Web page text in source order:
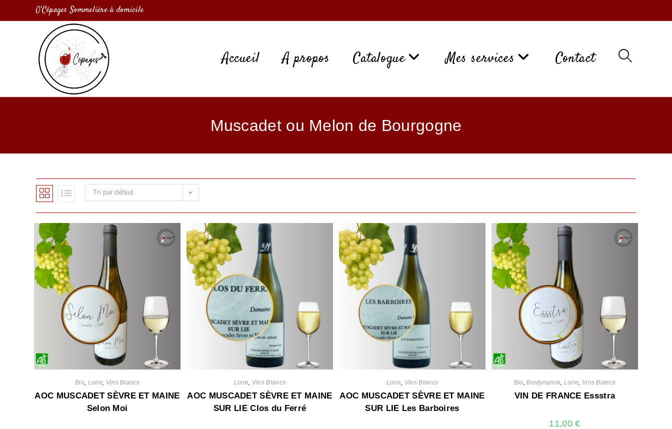
O'Cépages Sommelière à domicile
Accueil A propos Catalogue Mes services Contact
Muscadet ou Melon de Bourgogne
Tri par défaut
Bio, Loire Vins Blancs
AOC MUSCADET SÈVRE ET MAINE
Selon Moi
Loire Vins Blancs
AOC MUSCADET SÈVRE ET MAINE
SUR LIE Clos du Ferré
Loire Vins Blancs
AOC MUSCADET SÈVRE ET MAINE
SUR LIE Les Barboires
Bio ,Biodynamie Loire Vins Blancs
VIN DE FRANCE Essstra
11,00€